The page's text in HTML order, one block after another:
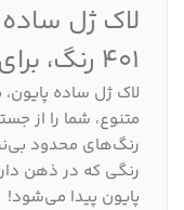
لاک ژل
401 رنگ، برای هر سلیقه، هر فصل!
لاک ژل ساده
متنوع، شما را از
رنگ‌های محدود
رنگی که در ذهن
پایون پیدا می‌شود!